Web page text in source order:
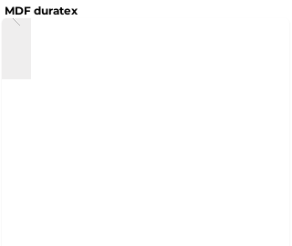
MDF duratex